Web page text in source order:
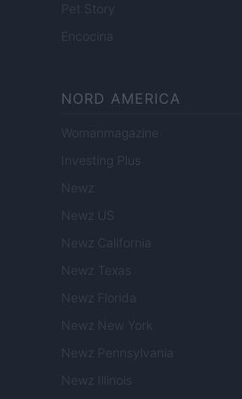
Pet Story
Encocina
NORD AMERICA
Womanmagazine
Investing Plus
Newz
Newz US
Newz California
Newz Texas
Newz Florida
Newz New York
Newz Pennsylvania
Newz Illinois